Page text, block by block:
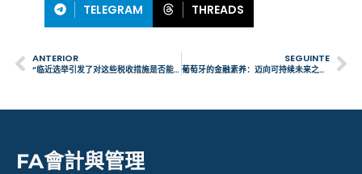
TELEGRAM THREADS
ANTERIOR
“临近选举引发了对这些税收措施是否能持续的不确定性”
SEGUINTE
葡萄牙的金融素养：迈向可持续未来之路2025年4月 – 如何开始投资：初学者指南
FA會計與管理